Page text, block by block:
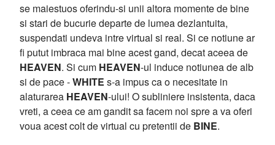
se maiestuos oferindu-si unii altora momente de bine
si stari de bucurie departe de lumea dezlantuita,
suspendati undeva intre virtual si real. Si ce notiune ar
fi putut imbraca mai bine acest gand, decat aceea de
HEAVEN. Si cum HEAVEN-ul induce notiunea de alb
si de pace -WHITE s-a impus ca o necesitate in
alaturarea HEAVEN-ului! O subliniere insistenta, daca
vreti, a ceea ce am gandit sa facem noi spre a va oferi
voua acest colt de virtual cu pretentii de BINE.